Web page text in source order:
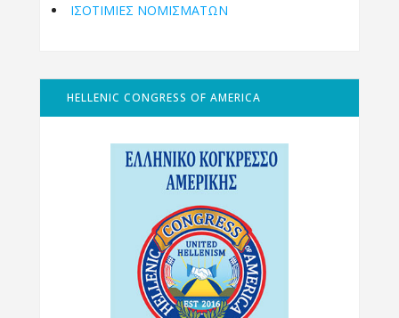
ΙΣΟΤΙΜΙΕΣ ΝΟΜΙΣΜΑΤΩΝ
HELLENIC CONGRESS OF AMERICA